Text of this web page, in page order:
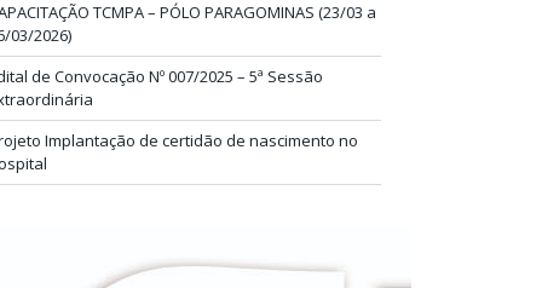
TCMPA – PÓLO PARAGOMINAS (23/03 a
03/2026)
de Convocação Nº 007/2025 – 5ª Sessão
Implantação de certidão de nascimento no